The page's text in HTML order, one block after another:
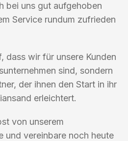
bei uns gut aufgehoben
Service rundum zufrieden
dass wir für unsere Kunden
sind, sondern
der ihnen den Start in ihr
erleichtert.
von unserem
und vereinbare noch heute